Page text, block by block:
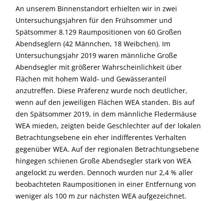
An unserem Binnenstandort erhielten wir in zwei
Untersuchungsjahren für den Frühsommer und
Spätsommer 8.129 Raumpositionen von 60 Großen
Abendseglern (42 Männchen, 18 Weibchen). Im
Untersuchungsjahr 2019 waren männliche Große
Abendsegler mit größerer Wahrscheinlichkeit über
Flächen mit hohem Wald- und Gewässeranteil
anzutreffen. Diese Präferenz wurde noch deutlicher,
wenn auf den jeweiligen Flächen WEA standen. Bis auf
den Spätsommer 2019, in dem männliche Fledermäuse
WEA mieden, zeigten beide Geschlechter auf der lokalen
Betrachtungsebene ein eher indifferentes Verhalten
gegenüber WEA. Auf der regionalen Betrachtungsebene
hingegen schienen Große Abendsegler stark von WEA
angelockt zu werden. Dennoch wurden nur 2,4 % aller
beobachteten Raumpositionen in einer Entfernung von
weniger als 100 m zur nächsten WEA aufgezeichnet.